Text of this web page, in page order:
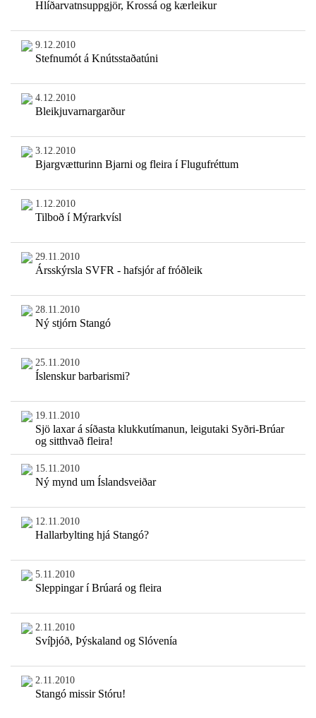
Hlíðarvatnsuppgjör, Krossá og kærleikur
9.12.2010
Stefnumót á Knútsstaðatúni
4.12.2010
Bleikjuvarnargarður
3.12.2010
Bjargvætturinn Bjarni og fleira í Flugufréttum
1.12.2010
Tilboð í Mýrarkvísl
29.11.2010
Ársskýrsla SVFR - hafsjór af fróðleik
28.11.2010
Ný stjórn Stangó
25.11.2010
Íslenskur barbarismi?
19.11.2010
Sjö laxar á síðasta klukkutímanun, leigutaki Syðri-Brúar
og sitthvað fleira!
15.11.2010
Ný mynd um Íslandsveiðar
12.11.2010
Hallarbylting hjá Stangó?
5.11.2010
Sleppingar í Brúará og fleira
2.11.2010
Svíþjóð, Þýskaland og Slóvenía
2.11.2010
Stangó missir Stóru!